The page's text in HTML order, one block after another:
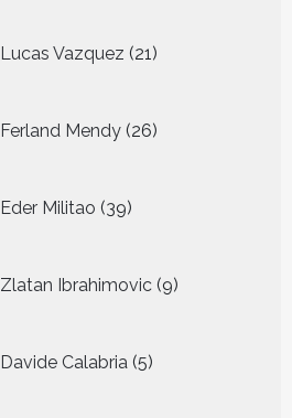
Lucas Vazquez 21
producten
Ferland Mendy 26
producten
Eder Militao 39
producten
Zlatan Ibrahimovic 9
producten
Davide Calabria 5
producten